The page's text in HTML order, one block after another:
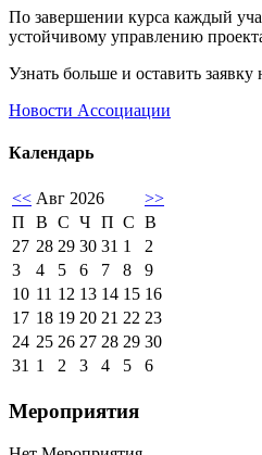
По завершении курса каждый
устойчивому управлению
Узнать больше и оставить
Новости Ассоциации
Календарь
<< Авг 2026
>>
П
В С Ч П С В
27 28 29 30 31 1
2
3
4 5 6 7 8
9
10 11 12 13 14 15 16
17 18 19 20 21 22 23
24 25 26 27 28 29 30
31 1 2 3 4 5 6
Мероприятия